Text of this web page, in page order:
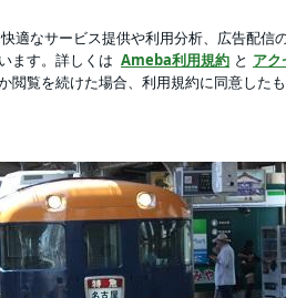
方々のお話
う』と言うことです。